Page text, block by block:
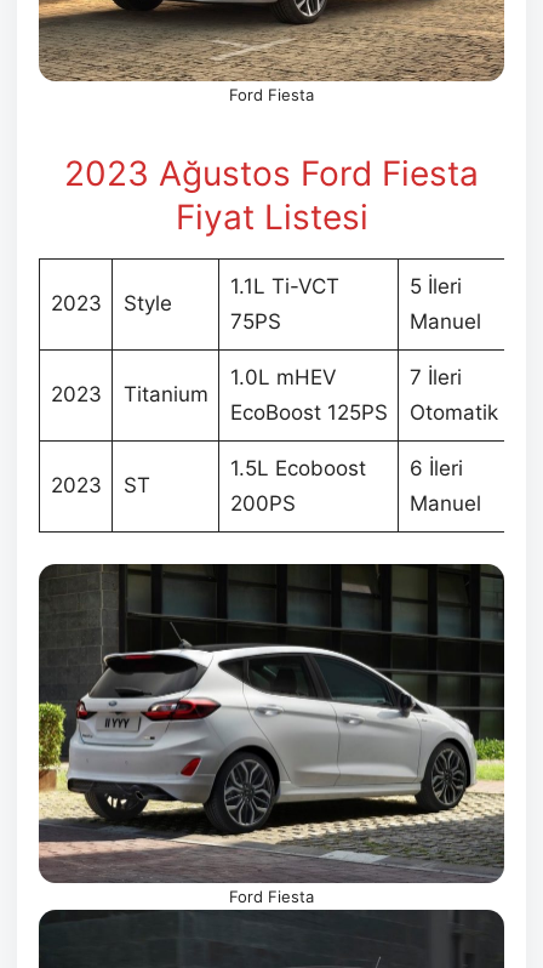
Ford Fiesta
2023 Ağustos Ford Fiesta
Fiyat Listesi
2023 Style
1.1L Ti-VCT
75PS
5 İleri
Manuel
2023 Titanium
1.0L mHEV
EcoBoost 125PS
7 İleri
Otomatik
2023 ST
1.5L Ecoboost
200PS
6 İleri
Manuel
Ford Fiesta